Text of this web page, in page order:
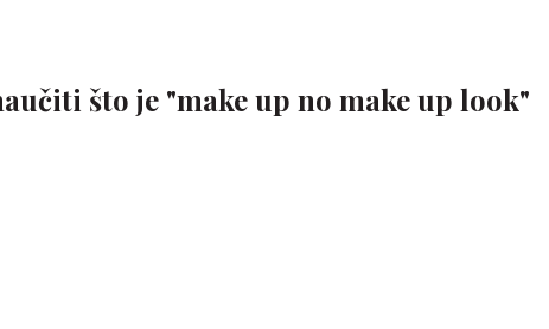
što je "make up no make up look"